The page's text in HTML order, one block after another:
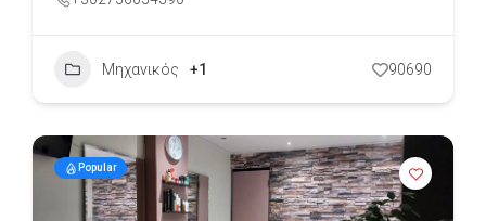
Μηχανικός +1 90690
Popular